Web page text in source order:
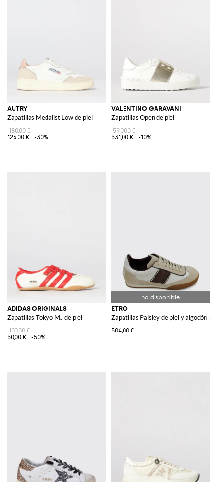
AUTRY
Zapatillas Medalist Low de piel
180,00 €
126,00 €
-30%
VALENTINO GARAVANI
Zapatillas Open de piel
590,00 €
531,00 €
-10%
ADIDAS ORIGINALS
Zapatillas Tokyo MJ de piel
100,00 €
50,00 €
-50%
ETRO
Zapatillas Paisley de piel y algodón
504,00 €